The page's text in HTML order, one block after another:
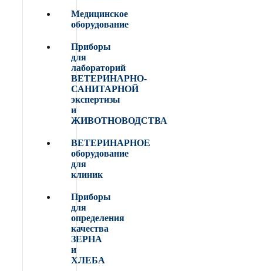
Медицинское
оборудование
Приборы
для
лабораторий
ВЕТЕРИНАРНО-
САНИТАРНОЙ
экспертизы
и
ЖИВОТНОВОДСТВА
ВЕТЕРИНАРНОЕ
оборудование
для
клиник
Приборы
для
определения
качества
ЗЕРНА
и
ХЛЕБА